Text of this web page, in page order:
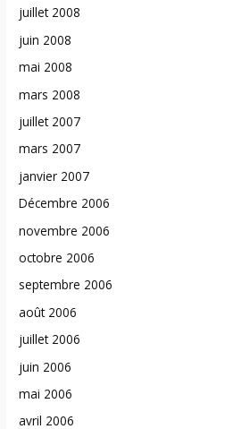
juillet 2008
juin 2008
mai 2008
mars 2008
juillet 2007
mars 2007
janvier 2007
Décembre 2006
novembre 2006
octobre 2006
septembre 2006
août 2006
juillet 2006
juin 2006
mai 2006
avril 2006